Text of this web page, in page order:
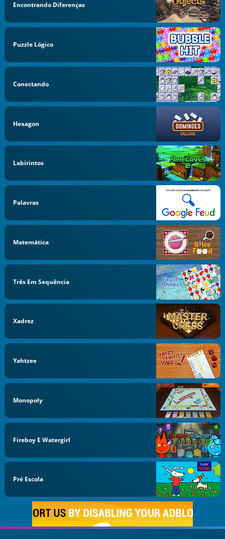
Encontrando Diferenças
Puzzle Lógico
Conectando
Hexagon
Labirintos
Palavras
Matemática
Três Em Sequência
Xadrez
Yahtzee
Monopoly
Fireboy E Watergirl
Pré Escola